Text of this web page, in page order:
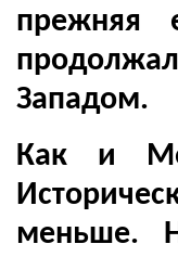
прежняя
Западом.
Как и
меньше.